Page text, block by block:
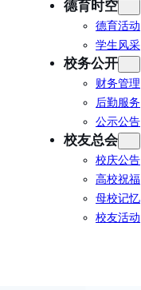
德育时空
德育活动
学生风采
校务公开
财务管理
后勤服务
公示公告
校友总会
校庆公告
高校祝福
母校记忆
校友活动